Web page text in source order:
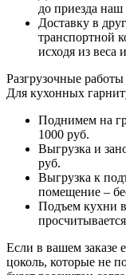
до приезда наш
Доставку в
транспортной
исходя из веса
Разгрузочные работы
Для кухонных
Поднимем на
1000 руб.
Выгрузка и
руб.
Выгрузка к
помещение –
Подъем кухни
Если в вашем заказе
цоколь, которые не